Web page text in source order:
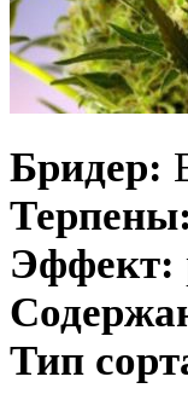
Бридер:
Терпены:
Эффект:
Тип